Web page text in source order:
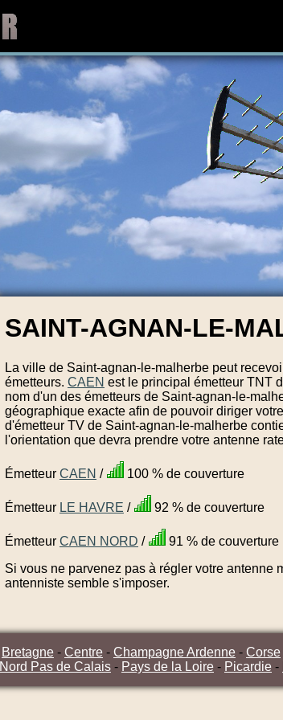
SAINT-AGNAN-LE-
La ville de Saint-agnan-le-malherbe peut
émetteurs. CAEN est le principal émetteur TNT
nom d'un des émetteurs de Saint-agnan-le-
géographique exacte afin de pouvoir diriger
d'émetteur TV de Saint-agnan-le-malherbe
l'orientation que devra prendre votre antenne
Émetteur CAEN / 100 % de couverture
Émetteur LE HAVRE / 92 % de couverture
Émetteur CAEN NORD /
91 % de couverture
Si vous ne parvenez pas à régler votre antenne
antenniste semble s'imposer.
Bretagne - Centre - Champagne Ardenne - Corse
Nord Pas de Calais - Pays de la Loire - Picardie -